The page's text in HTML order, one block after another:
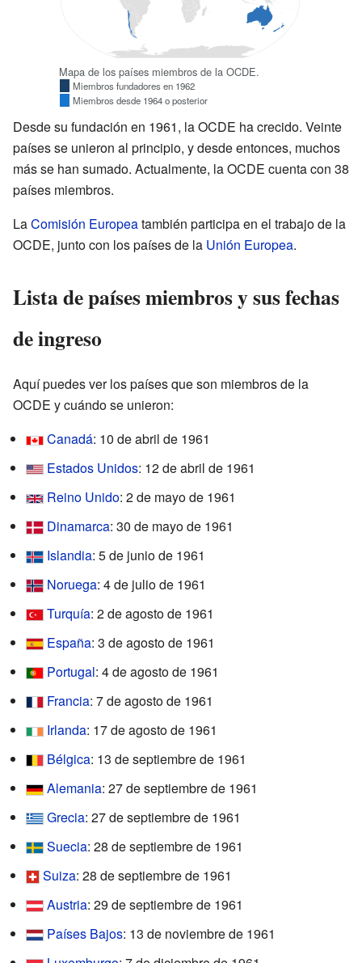
Mapa de los países miembros de la OCDE.
Miembros fundadores en 1962
Miembros desde 1964 o posterior
Desde su fundación en 1961, la OCDE ha crecido. Veinte
países se unieron al principio, y desde entonces, muchos
más se han sumado. Actualmente, la OCDE cuenta con 38
países miembros.
LaComisión Europeatambién participa en el trabajo de la
OCDE, junto con los países de la Unión Europea.
Lista de países miembros y sus fechas
de ingreso
Aquí puedes ver los países que son miembros de la
OCDE y cuándo se unieron:
Canadá: 10 de abril de 1961
Estados Unidos: 12 de abril de 1961
Reino Unido: 2 de mayo de 1961
Dinamarca: 30 de mayo de 1961
Islandia: 5 de junio de 1961
Noruega: 4 de julio de 1961
Turquía: 2 de agosto de 1961
España: 3 de agosto de 1961
Portugal: 4 de agosto de 1961
Francia: 7 de agosto de 1961
Irlanda: 17 de agosto de 1961
Bélgica: 13 de septiembre de 1961
Alemania: 27 de septiembre de 1961
Grecia: 27 de septiembre de 1961
Suecia: 28 de septiembre de 1961
Suiza: 28 de septiembre de 1961
Austria: 29 de septiembre de 1961
Países Bajos: 13 de noviembre de 1961